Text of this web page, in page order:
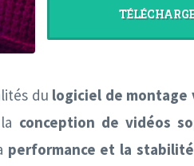
du logiciel de montage
conception de vidéos
performance et la